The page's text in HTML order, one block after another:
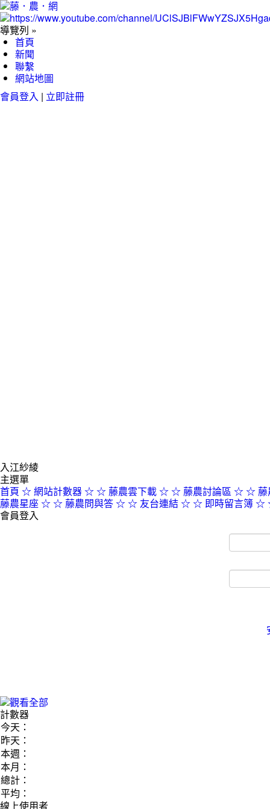
導覽列 »
首頁
新聞
聯繫
網站地圖
會員登入 | 立即註冊
入江紗綾
主選單
首頁 ☆ 網站計數器 ☆☆ 藤農雲下載 ☆☆ 藤農討論區 ☆☆ 藤
藤農星座 ☆☆ 藤農問與答 ☆☆ 友台連結 ☆☆ 即時留言簿 ☆
會員登入
計數器
今天：
昨天：
本週：
本月：
總計：
平均：
線上使用者